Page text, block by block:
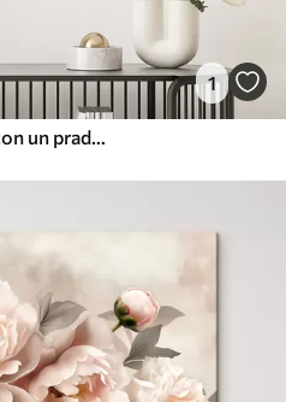
1
Un exuberante paisaje rural con un prado de flores silvestres vibrantes y lleno de flores coloridas bajo un cielo nublado